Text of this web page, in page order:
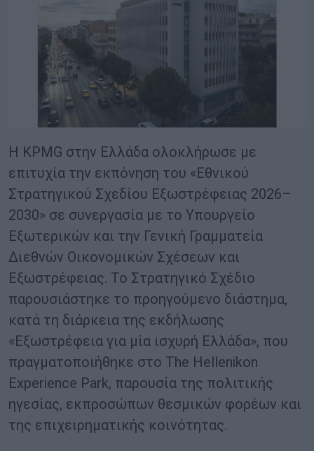
Η KPMG στην Ελλάδα ολοκλήρωσε με
επιτυχία την εκπόνηση του «Εθνικού
Στρατηγικού Σχεδίου Εξωστρέφειας 2026–
2030» σε συνεργασία με το Υπουργείο
Εξωτερικών και την Γενική Γραμματεία
Διεθνών Οικονομικών Σχέσεων και
Εξωστρέφειας. Το Στρατηγικό Σχέδιο
παρουσιάστηκε το προηγούμενο διάστημα,
κατά τη διάρκεια της εκδήλωσης
«Εξωστρέφεια για μία ισχυρή Ελλάδα», που
πραγματοποιήθηκε στο The Hellenikon
Experience Park, παρουσία της πολιτικής
ηγεσίας, εκπροσώπων θεσμικών φορέων και
της επιχειρηματικής κοινότητας.